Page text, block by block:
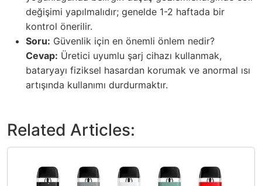
değişimi yapılmalıdır; genelde 1-2 haftada bir
kontrol önerilir.
Soru: Güvenlik için en önemli önlem nedir?
Cevap: Üretici uyumlu şarj cihazı kullanmak,
bataryayı fiziksel hasardan korumak ve anormal ısı
artışında kullanımı durdurmaktır.
Related Articles: